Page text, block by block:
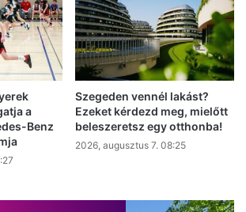
a
Benz
Szegeden vennél lakást?
Ezeket kérdezd meg, mielőtt
beleszeretsz egy otthonba!
2026, augusztus 7. 08:25